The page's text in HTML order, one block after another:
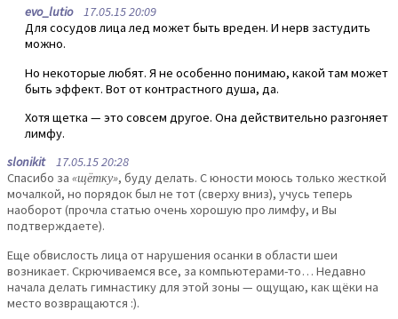
evo_lutio17.05.15 20:09
Для сосудов лица лед может быть вреден. И нерв застудить
можно.
Но некоторые любят. Я не особенно понимаю, какой там может
быть эффект. Вот от контрастного душа, да.
Хотя щетка — это совсем другое. Она действительно разгоняет
лимфу.
slonikit17.05.15 20:28
Спасибо за «щётку», буду делать. С юности моюсь только жесткой
мочалкой, но порядок был не тот (сверху вниз), учусь теперь
наоборот (прочла статью очень хорошую про лимфу, и Вы
подтверждаете).
Еще обвислость лица от нарушения осанки в области шеи
возникает. Скрючиваемся все, за компьютерами-то… Недавно
начала делать гимнастику для этой зоны — ощущаю, как щёки на
место возвращаются :).